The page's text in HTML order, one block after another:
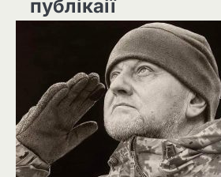
публікаії